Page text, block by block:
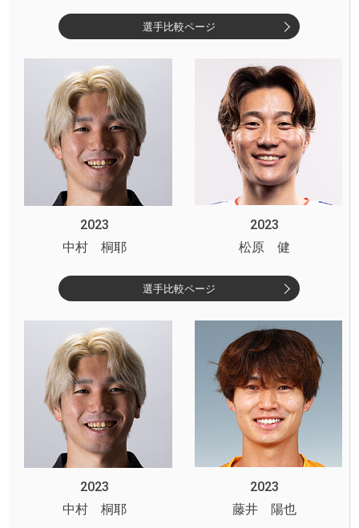
選手比較ページ
2023
2023
中村 桐耶
松原 健
選手比較ページ
2023
2023
中村 桐耶
藤井 陽也